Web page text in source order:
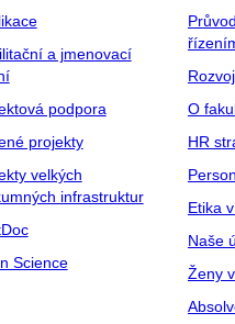
a jmenovací
podpora
projekty
velkých
infrastruktur
Science
O
HR
Etika
Naše
Ženy